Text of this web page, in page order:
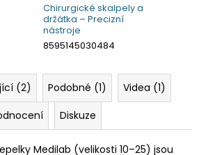
Chirurgické skalpely a
držátka – Precizní
nástroje
8595145030484
(2) Podobné (1)
Videa (1)
Diskuze
Medilab (velikosti 10–25) jsou